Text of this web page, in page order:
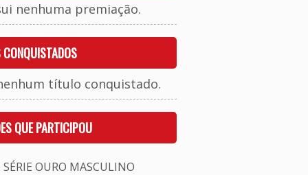
nenhuma premiação.
título conquistado.
QUE PARTICIPOU
OURO MASCULINO